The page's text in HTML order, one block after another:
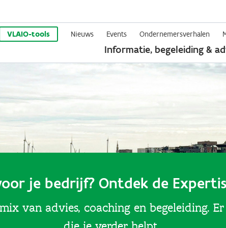
Overslaan
en
naar
de
VLAIO-tools Nieuws Events Ondernemersverhalen
Informatie, begeleiding &
je bedrijf? Ontdek de
van advies, coaching en begeleiding.